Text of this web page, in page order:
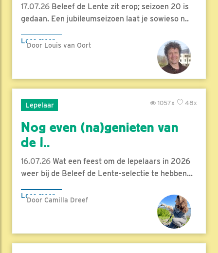
17.07.26 Beleef de Lente zit erop; seizoen 20 is
gedaan. Een jubileumseizoen laat je sowieso n..
Lees meer
Door Louis van Oort
Lepelaar 48x
1057x
Nog even (na)genieten van
de l..
16.07.26 Wat een feest om de lepelaars in 2026
weer bij de Beleef de Lente-selectie te hebben...
Lees meer
Door Camilla Dreef